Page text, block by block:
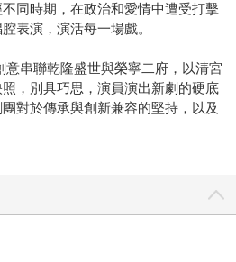
同時期，在政治和愛情中遭受打擊
表演，演活每一場戲。
意串聯乾隆盛世與榮寧二府，以清宮
，別具巧思，演員演出新劇的硬底
對於傳承與創新兼容的堅持，以及